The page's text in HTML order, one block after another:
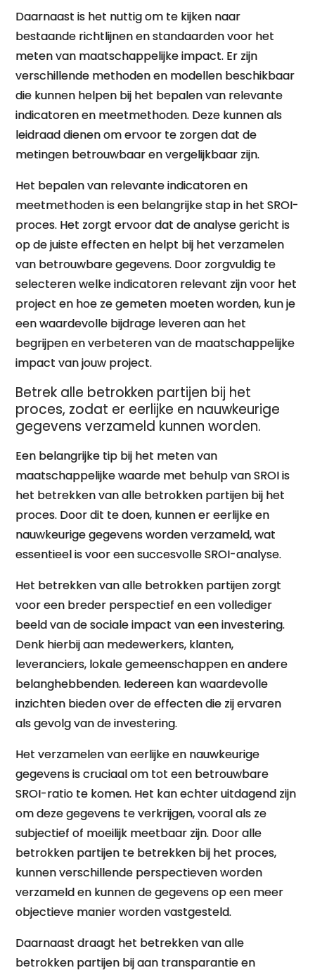
Daarnaast is het nuttig om te kijken naar
bestaande richtlijnen en standaarden voor het
meten van maatschappelijke impact. Er zijn
verschillende methoden en modellen beschikbaar
die kunnen helpen bij het bepalen van relevante
indicatoren en meetmethoden. Deze kunnen als
leidraad dienen om ervoor te zorgen dat de
metingen betrouwbaar en vergelijkbaar zijn.
Het bepalen van relevante indicatoren en
meetmethoden is een belangrijke stap in het SROI-
proces. Het zorgt ervoor dat de analyse gericht is
op de juiste effecten en helpt bij het verzamelen
van betrouwbare gegevens. Door zorgvuldig te
selecteren welke indicatoren relevant zijn voor het
project en hoe ze gemeten moeten worden, kun je
een waardevolle bijdrage leveren aan het
begrijpen en verbeteren van de maatschappelijke
impact van jouw project.
Betrek alle betrokken partijen bij het
proces, zodat er eerlijke en nauwkeurige
gegevens verzameld kunnen worden.
Een belangrijke tip bij het meten van
maatschappelijke waarde met behulp van SROI is
het betrekken van alle betrokken partijen bij het
proces. Door dit te doen, kunnen er eerlijke en
nauwkeurige gegevens worden verzameld, wat
essentieel is voor een succesvolle SROI-analyse.
Het betrekken van alle betrokken partijen zorgt
voor een breder perspectief en een vollediger
beeld van de sociale impact van een investering.
Denk hierbij aan medewerkers, klanten,
leveranciers, lokale gemeenschappen en andere
belanghebbenden. Iedereen kan waardevolle
inzichten bieden over de effecten die zij ervaren
als gevolg van de investering.
Het verzamelen van eerlijke en nauwkeurige
gegevens is cruciaal om tot een betrouwbare
SROI-ratio te komen. Het kan echter uitdagend zijn
om deze gegevens te verkrijgen, vooral als ze
subjectief of moeilijk meetbaar zijn. Door alle
betrokken partijen te betrekken bij het proces,
kunnen verschillende perspectieven worden
verzameld en kunnen de gegevens op een meer
objectieve manier worden vastgesteld.
Daarnaast draagt het betrekken van alle
betrokken partijen bij aan transparantie en